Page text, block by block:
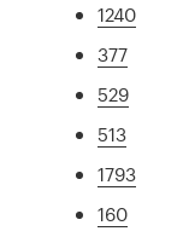
1240
377
529
513
1793
160